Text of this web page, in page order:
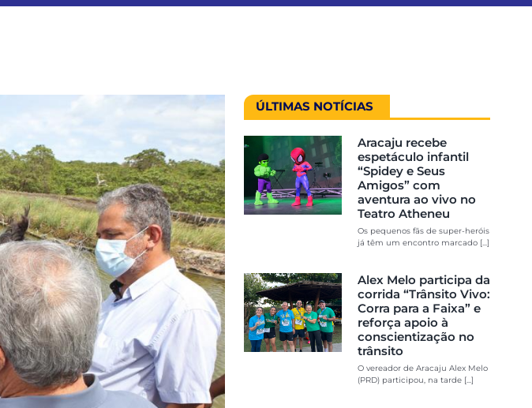
ÚLTIMAS NOTÍCIAS
Aracaju recebe
espetáculo infantil
“Spidey e Seus
Amigos” com
aventura ao vivo no
Teatro Atheneu
Os pequenos fãs de super-heróis
já têm um encontro marcado [...]
Alex Melo participa da
corrida “Trânsito Vivo:
Corra para a Faixa” e
reforça apoio à
conscientização no
trânsito
O vereador de Aracaju Alex Melo
(PRD) participou, na tarde [...]